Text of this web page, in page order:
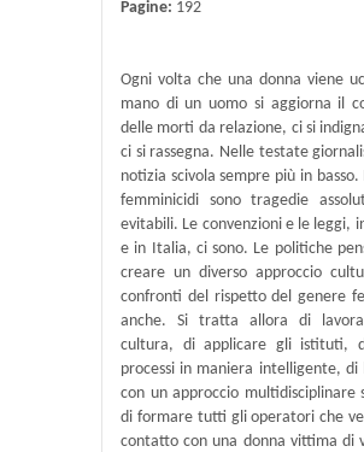
Pagine: 192
Ogni volta che una donna viene
mano di un uomo si aggiorna il
delle morti da relazione, ci si
ci si rassegna. Nelle testate
notizia scivola sempre più in basso.
femminicidi sono tragedie
evitabili. Le convenzioni e le leggi,
e in Italia, ci sono. Le politiche
creare un diverso approccio
confronti del rispetto del genere
anche. Si tratta allora di
cultura, di applicare gli istituti,
processi in maniera intelligente, di
con un approccio multidisciplinare
di formare tutti gli operatori che
contatto con una donna vittima di